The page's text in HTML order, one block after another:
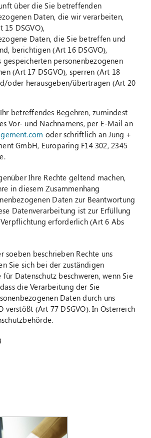
über die Sie betreffenden
Daten, die wir verarbeiten,
15 DSGVO),
Daten, die Sie betreffen und
berichtigen (Art 16 DSGVO),
gespeicherten personenbezogenen
(Art 17 DSGVO), sperren (Art 18
oder herausgeben/übertragen (Art 20
betreffendes Begehren, zumindest
Vor- und Nachnamens, per E-Mail an
oder schriftlich an Jung +
GmbH, Europaring F14 302, 2345
Ihre Rechte geltend machen,
in diesem Zusammenhang
Daten zur Beantwortung
Datenverarbeitung ist zur Erfüllung
erforderlich (Art 6 Abs
soeben beschrieben Rechte uns
Sie sich bei der zuständigen
Datenschutz beschweren, wenn Sie
die Verarbeitung der Sie
Daten durch uns
verstößt (Art 77 DSGVO). In Österreich